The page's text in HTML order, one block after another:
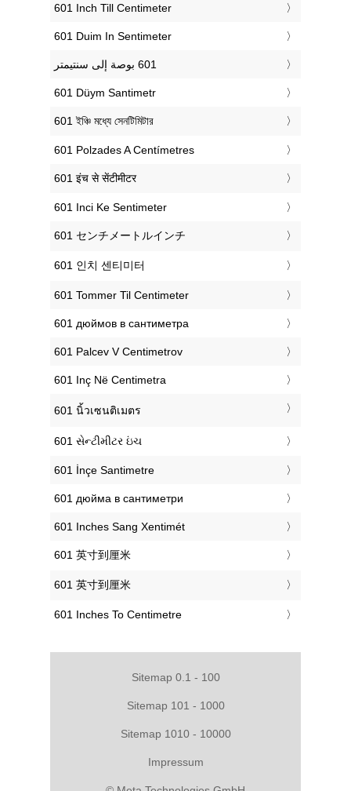
‎601 Inch Till Centimeter
‎601 Duim In Sentimeter
‎601 Düym Santimetr
‎601 ইঞ্চি মধ্যে সেনটিমিটার
‎601 Polzades A Centímetres
‎601 इंच से सेंटीमीटर
‎601 Inci Ke Sentimeter
‎601 センチメートルインチ
‎601 인치 센티미터
‎601 Tommer Til Centimeter
‎601 дюймов в сантиметра
‎601 Palcev V Centimetrov
‎601 Inç Në Centimetra
‎601 นิ้วเซนติเมตร
‎601 સેન્ટીમીટર ઇંચ
‎601 İnçe Santimetre
‎601 дюйма в сантиметри
‎601 Inches Sang Xentimét
‎601 英寸到厘米
‎601 英寸到厘米
‎601 Inches To Centimetre
Sitemap 0.1 - 100
Sitemap 101 - 1000
Sitemap 1010 - 10000
Impressum